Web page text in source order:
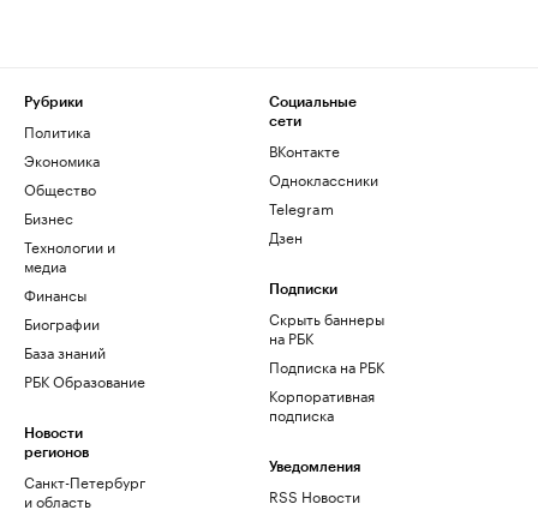
Рубрики
Политика
Экономика
Общество
Бизнес
Технологии и
медиа
Финансы
Биографии
База знаний
РБК Образование
Новости
регионов
Санкт-Петербург
и область
Социальные
сети
ВКонтакте
Одноклассники
Telegram
Дзен
Подписки
Скрыть баннеры
на РБК
Подписка на РБК
Корпоративная
подписка
Уведомления
RSS Новости